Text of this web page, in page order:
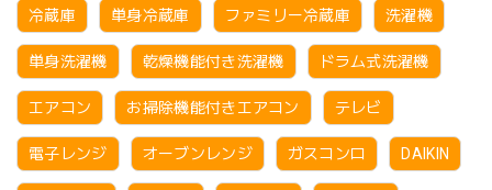
冷蔵庫 単身冷蔵庫 ファミリー冷蔵庫 洗濯機
単身洗濯機 乾燥機能付き洗濯機 ドラム式洗濯機
エアコン お掃除機能付きエアコン テレビ
電子レンジ オーブンレンジ ガスコンロ DAIKIN